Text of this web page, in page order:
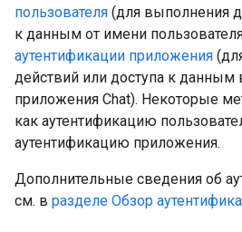
пользователя (для выполнения
к данным от имени
аутентификации приложения
действий или доступа к данным
приложения Chat). Некоторые
как аутентификацию
аутентификацию приложения.
Дополнительные сведения об
см. в разделе Обзор